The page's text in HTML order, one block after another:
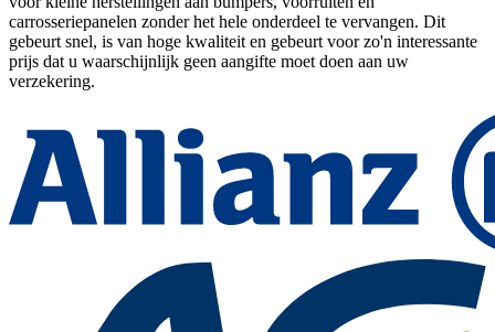
carrosseriepanelen zonder het hele onderdeel te vervangen. Dit
gebeurt snel, is van hoge kwaliteit en gebeurt voor zo'n interessante
prijs dat u waarschijnlijk geen aangifte moet doen aan uw
verzekering.